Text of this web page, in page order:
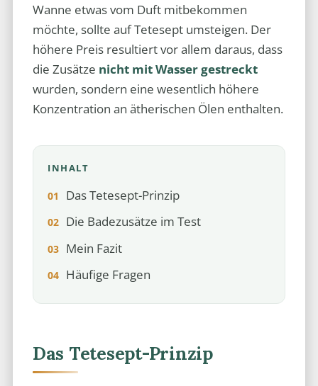
Wanne etwas vom Duft mitbekommen
möchte, sollte auf Tetesept umsteigen. Der
höhere Preis resultiert vor allem daraus, dass
die Zusätze nicht mit Wasser gestreckt
wurden, sondern eine wesentlich höhere
Konzentration an ätherischen Ölen enthalten.
INHALT
Das Tetesept-Prinzip
Die Badezusätze im Test
Mein Fazit
Häufige Fragen
Das Tetesept-Prinzip